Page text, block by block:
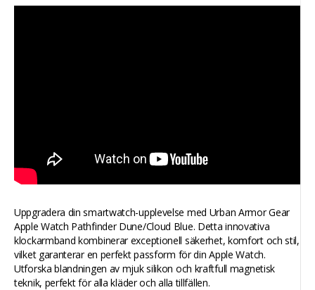
Uppgradera din smartwatch-upplevelse med Urban Armor Gear
Apple Watch Pathfinder Dune/Cloud Blue. Detta innovativa
klockarmband kombinerar exceptionell säkerhet, komfort och stil,
vilket garanterar en perfekt passform för din Apple Watch.
Utforska blandningen av mjuk silikon och kraftfull magnetisk
teknik, perfekt för alla kläder och alla tillfällen.